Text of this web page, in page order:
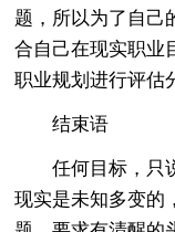
题，所以为了自己
合自己在现实职业
职业规划进行评估
结束语
任何目标，只说
现实是未知多变的